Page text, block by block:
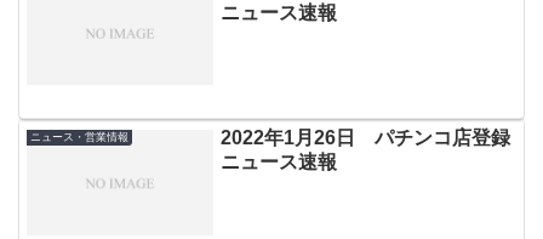
ニュース速報
ニュース・営業情報
2022年1月26日 パチンコ店登録
ニュース速報